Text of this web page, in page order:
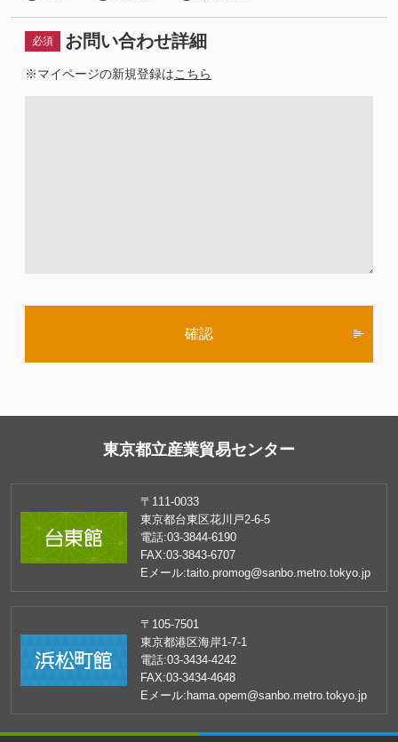
必須 お問い合わせ詳細
※マイページの新規登録はこちら
確認
東京都立産業貿易センター
〒111-0033
東京都台東区花川戸2-6-5
電話:03-3844-6190
FAX:03-3843-6707
Eメール:taito.promog@sanbo.metro.tokyo.jp
〒105-7501
東京都港区海岸1-7-1
電話:03-3434-4242
FAX:03-3434-4648
Eメール: hama.opem@sanbo.metro.tokyo.jp